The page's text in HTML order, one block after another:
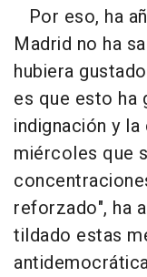
Por eso, ha
Madrid no ha
hubiera
es que esto ha
indignación y
miércoles que
reforzado", ha
tildado estas